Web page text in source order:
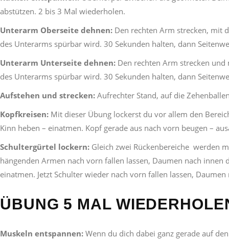
abstützen. 2 bis 3 Mal wiederholen.
Unterarm Oberseite dehnen: Den rechten Arm strecken, mit
des Unterarms spürbar wird. 30 Sekunden halten, dann
Unterarm Unterseite dehnen: Den rechten Arm strecken
des Unterarms spürbar wird. 30 Sekunden halten, dann
Aufstehen und strecken: Aufrechter Stand, auf die
Kopfkreisen: Mit dieser Übung lockerst du vor allem den
Kinn heben – einatmen. Kopf gerade aus nach vorn beugen –
Schultergürtel lockern: Gleich zwei Rückenbereiche werden
hängenden Armen nach vorn fallen lassen, Daumen nach
einatmen. Jetzt Schulter wieder nach vorn fallen lassen,
ÜBUNG 5 MAL
Muskeln entspannen: Wenn du dich dabei ganz gerade auf